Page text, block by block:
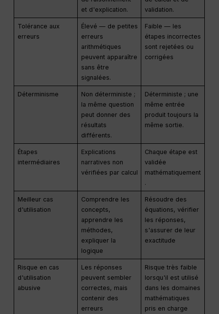
et d'explication.
validation.
Tolérance aux
erreurs
Élevé — de petites
erreurs
arithmétiques
peuvent apparaître
sans être
signalées.
Faible — les
étapes incorrectes
sont rejetées ou
corrigées
Déterminisme
Non déterministe ;
la même question
peut donner des
résultats
différents.
Déterministe ; une
même entrée
produit toujours la
même sortie.
Étapes
intermédiaires
Explications
narratives non
vérifiées par calcul
Chaque étape est
validée
mathématiquement
.
Meilleur cas
d'utilisation
Comprendre les
concepts,
apprendre les
méthodes,
expliquer la
logique
Résoudre des
équations, vérifier
les réponses,
s'assurer de leur
exactitude
Risque en cas
d'utilisation
abusive
Les réponses
peuvent sembler
correctes, mais
contenir des
erreurs
Risque très faible
lorsqu'il est utilisé
dans les domaines
mathématiques
pris en charge